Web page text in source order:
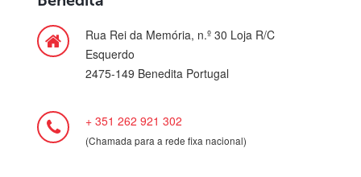
Rua Rei da Memória, n.º 30 Loja R/C
Esquerdo
2475-149 Benedita Portugal
+ 351 262 921 302
(Chamada para a rede fixa nacional)